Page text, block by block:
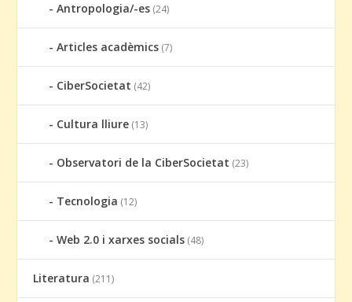
Antropologia/-es (24)
Articles acadèmics (7)
CiberSocietat (42)
Cultura lliure (13)
Observatori de la CiberSocietat (23)
Tecnologia (12)
Web 2.0 i xarxes socials (48)
Literatura (211)